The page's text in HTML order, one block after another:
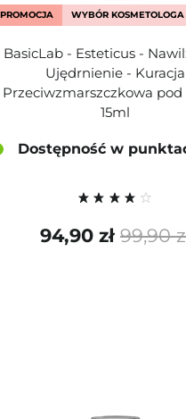
PROMOCJA WYBÓR KOSMETOLOGA
BasicLab - Esteticus -
Ujędrnienie - Kuracja
Przeciwzmarszczkowa pod
15ml
Dostępność w
99,90
94,90 zł